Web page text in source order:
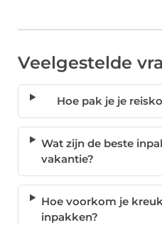
Veelgestelde
Hoe pak je je
Wat zijn de beste
vakantie?
Hoe voorkom je
inpakken?